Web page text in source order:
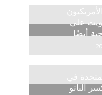
على
أيضًا
في
الناتو